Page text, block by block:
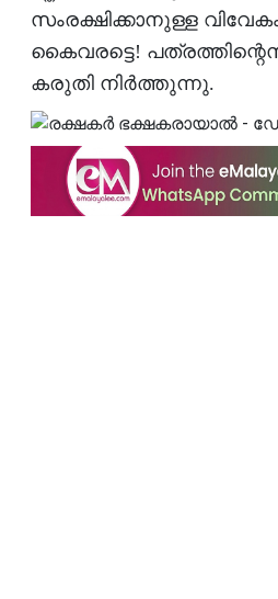
സംരക്ഷിക്കാനുള്ള
കൈവരട്ടെ!
കരുതി നിര്‍ത്തുന്നു.